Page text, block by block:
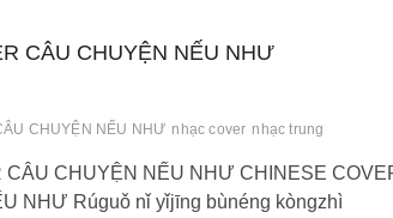
CÂU CHUYỆN NẾU NHƯ
CHUYỆN NẾU NHƯ nhạc cover nhạc trung
CÂU CHUYỆN NẾU NHƯ CHINESE
NHƯ Rúguǒ nǐ yǐjīng bùnéng kòngzhì